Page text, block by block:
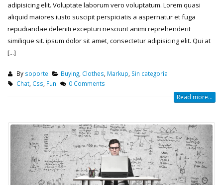
adipisicing elit. Voluptate laborum vero voluptatum. Lorem quasi
aliquid maiores iusto suscipit perspiciatis a aspernatur et fuga
repudiandae deleniti excepturi nesciunt animi reprehenderit
similique sit. ipsum dolor sit amet, consectetur adipisicing elit. Qui at
[...]
By soporte Buying, Clothes, Markup, Sin categoría
Chat, Css, Fun 0 Comments
Read more...